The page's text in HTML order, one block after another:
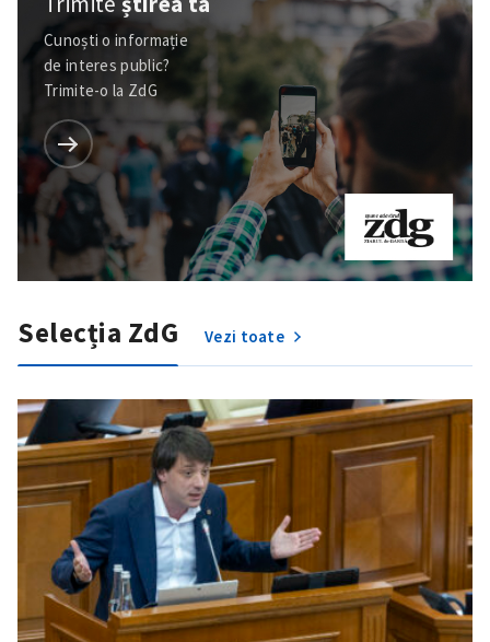
Trimite o informație
Despre ZdG
in English
на русском
Cunoști o informație
de interes public?
Trimite-o la ZdG
Selecția ZdG Vezi toate